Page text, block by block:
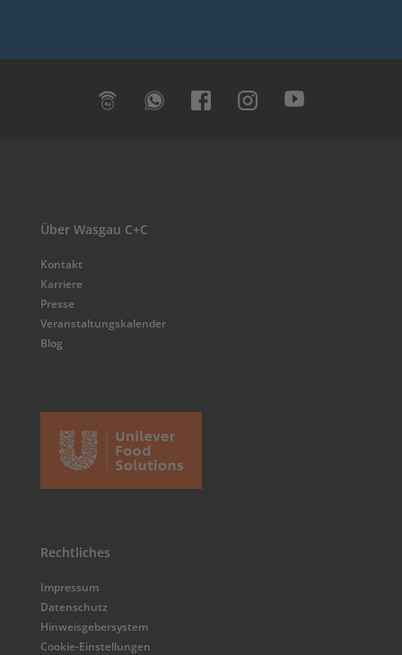
Über Wasgau C+C
Kontakt
Karriere
Presse
Veranstaltungskalender
Blog
Rechtliches
Impressum
Datenschutz
Hinweisgebersystem
Cookie-Einstellungen